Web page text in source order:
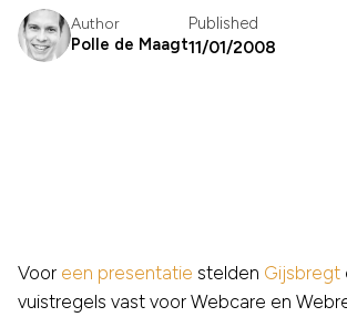
Author
Polle de Maagt
Published
11/01/2008
Voor een presentatie stelden Gijsbregt
vuistregels vast voor Webcare en